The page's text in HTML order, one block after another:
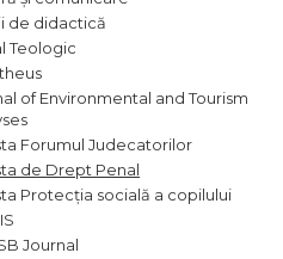
ȘI SPORT
de didactică
Teologic
of Environmental and Tourism
Forumul Judecatorilor
de Drept Penal
Protecția socială a copilului
Journal